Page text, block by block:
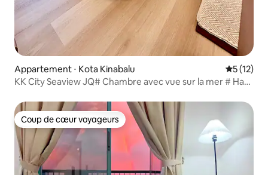
Appartement ⋅ Kota Kinabalu
5 (12)
KK City Seaview JQ# Chambre avec vue sur la mer # Haut
côté du quai # Rue Gaya - T120
Coup de cœur voyageurs
Coup de cœur voyageurs